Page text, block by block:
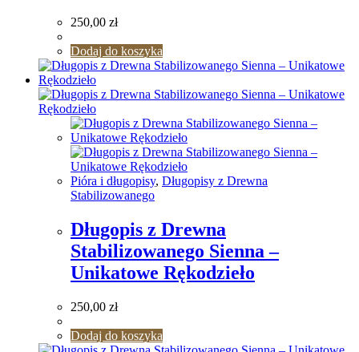
250,00 zł
Dodaj do koszyka
Pióra i długopisy, Długopisy z Drewna
Stabilizowanego
Długopis z Drewna
Stabilizowanego Sienna –
Unikatowe Rękodzieło
250,00 zł
Dodaj do koszyka